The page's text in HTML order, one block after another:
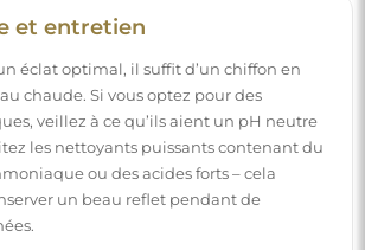
et entretien
éclat optimal, il suffit d’un chiffon en
chaude. Si vous optez pour des
veillez à ce qu’ils aient un pH neutre
les nettoyants puissants contenant du
ou des acides forts – cela
un beau reflet pendant de